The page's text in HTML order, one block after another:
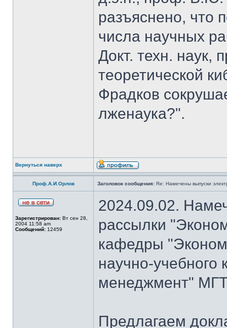
разъяснено, что
числа научных
Докт. техн. наук,
теоретической
Фрадков
лженаука?".
Вернуться наверх
Проф.А.И.Орлов Заголовок сообщения: Re: Намечены выпуски
Зарегистрирован: Вт сен 28,
2004 11:58 am
Сообщений: 12459
2024.09.02.
рассылки
кафедры
научно-
менеджмент"
Предлагаем